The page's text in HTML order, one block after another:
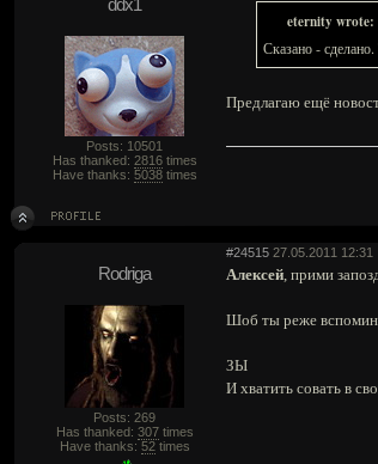
ddx1
Posts: 10501
Has thanked: 2816times
Have thanks: 5038times
eternity wrote:
Сказано -
Предлагаю ещё
#24515 27.05.2011 12:31
Rodriga
Posts: 269
Has thanked: 307times
Have thanks: 52times
Алексей, прими
Шоб ты реже
ЗЫ
И хватить совать в